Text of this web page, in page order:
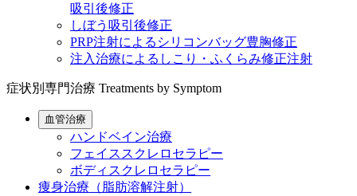
吸引後修正
しぼう吸引後修正
PRP注射によるシリコンバッグ豊胸修正
注入治療によるしこり・ふくらみ修正注射
症状別専門治療 Treatments by Symptom
血管治療
ハンドベイン治療
フェイススクレロセラピー
ボディスクレロセラピー
痩身治療（脂肪溶解注射）